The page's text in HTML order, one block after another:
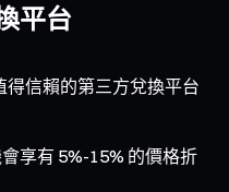
平台
得信賴的第三方兌換平台
享有 5%-15% 的價格折